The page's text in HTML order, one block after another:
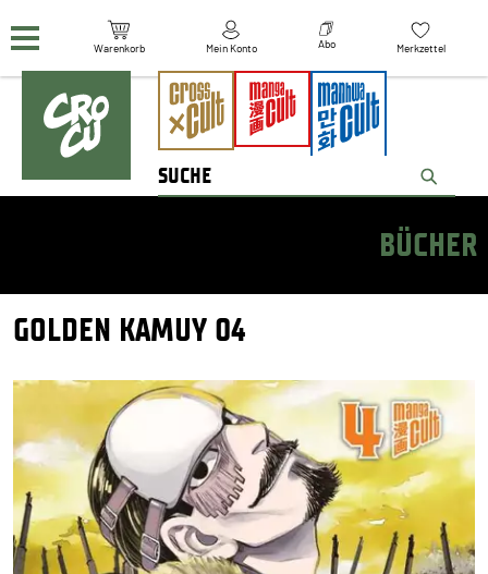
Warenkorb Mein Konto Abo Merkzettel
BÜCHER
GOLDEN KAMUY 04